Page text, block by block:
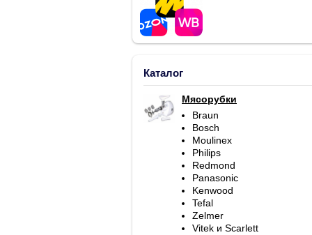
Каталог
Мясорубки
Braun
Bosch
Moulinex
Philips
Redmond
Panasonic
Kenwood
Tefal
Zelmer
Vitek и Scarlett